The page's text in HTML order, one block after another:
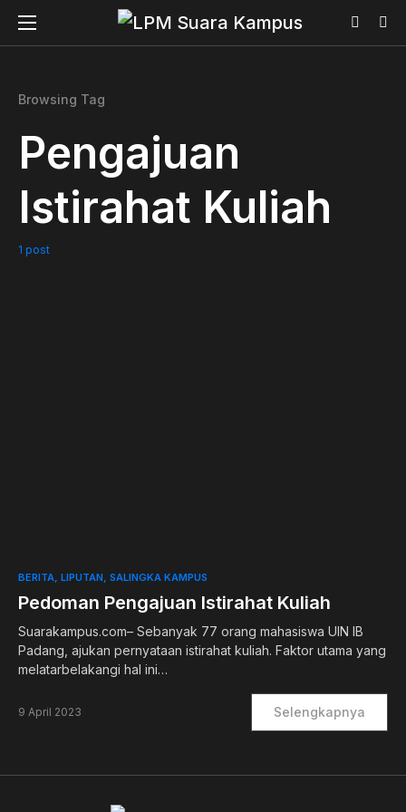
Browsing Tag
Pengajuan
Istirahat Kuliah
1 post
0
BERITA LIPUTAN SALINGKA KAMPUS
Pedoman Pengajuan Istirahat Kuliah
Suarakampus.com– Sebanyak 77 orang mahasiswa UIN IB
Padang, ajukan pernyataan istirahat kuliah. Faktor utama yang
melatarbelakangi hal ini…
9 April 2023 Selengkapnya